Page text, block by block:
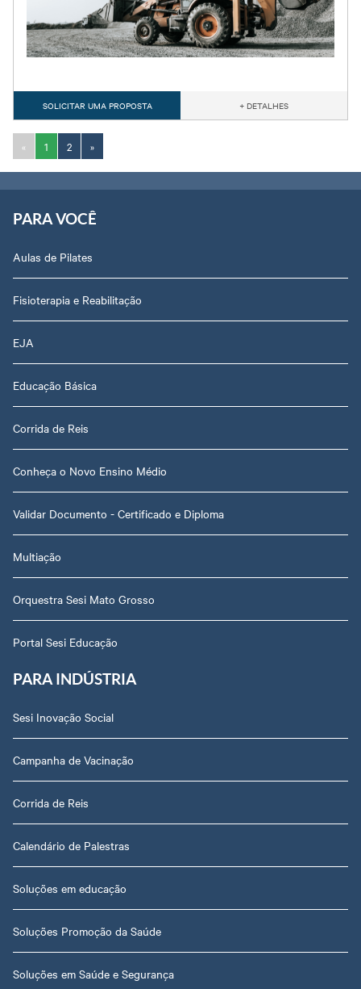
SOLICITAR UMA PROPOSTA + DETALHES
« 1 2 »
PARA VOCÊ
Aulas de Pilates
Fisioterapia e Reabilitação
EJA
Educação Básica
Corrida de Reis
Conheça o Novo Ensino Médio
Validar Documento - Certificado e Diploma
Multiação
Orquestra Sesi Mato Grosso
Portal Sesi Educação
PARA INDÚSTRIA
Sesi Inovação Social
Campanha de Vacinação
Corrida de Reis
Calendário de Palestras
Soluções em educação
Soluções Promoção da Saúde
Soluções em Saúde e Segurança